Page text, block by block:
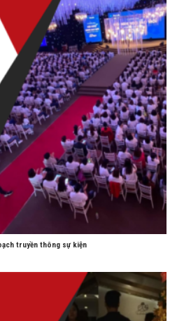
truyền thông sự kiện